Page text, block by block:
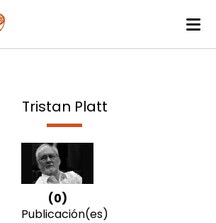
Tristan Platt
(0)
Publicación(es)